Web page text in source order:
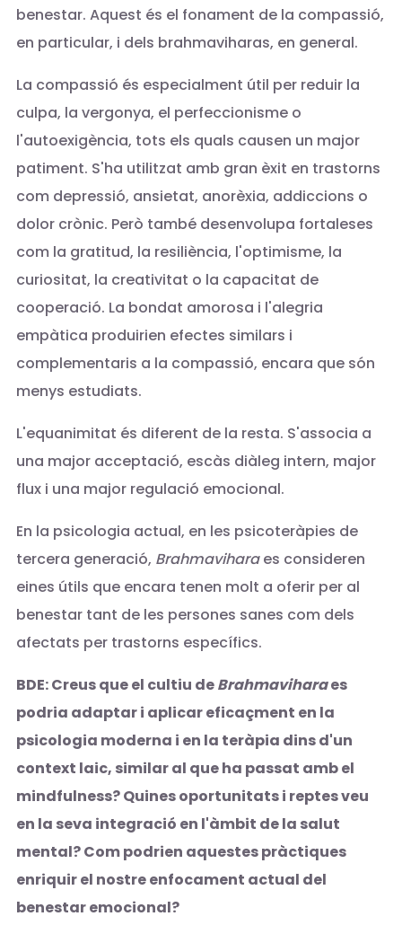
benestar. Aquest és el fonament de la compassió,
en particular, i dels brahmaviharas, en general.
La compassió és especialment útil per reduir la
culpa, la vergonya, el perfeccionisme o
l'autoexigència, tots els quals causen un major
patiment. S'ha utilitzat amb gran èxit en trastorns
com depressió, ansietat, anorèxia, addiccions o
dolor crònic. Però també desenvolupa fortaleses
com la gratitud, la resiliència, l'optimisme, la
curiositat, la creativitat o la capacitat de
cooperació. La bondat amorosa i l'alegria
empàtica produirien efectes similars i
complementaris a la compassió, encara que són
menys estudiats.
L'equanimitat és diferent de la resta. S'associa a
una major acceptació, escàs diàleg intern, major
flux i una major regulació emocional.
En la psicologia actual, en les psicoteràpies de
tercera generació, Brahmaviharaes consideren
eines útils que encara tenen molt a oferir per al
benestar tant de les persones sanes com dels
afectats per trastorns específics.
BDE: Creus que el cultiu deBrahmaviharaes
podria adaptar i aplicar eficaçment en la
psicologia moderna i en la teràpia dins d'un
context laic, similar al que ha passat amb el
mindfulness? Quines oportunitats i reptes veu
en la seva integració en l'àmbit de la salut
mental? Com podrien aquestes pràctiques
enriquir el nostre enfocament actual del
benestar emocional?